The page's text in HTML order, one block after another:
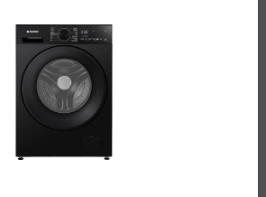
wasmachine heeft genoeg
meerdere dagen. Je laadt 9
in, zoals een grote lading